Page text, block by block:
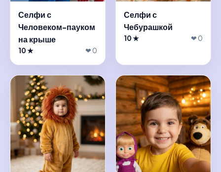
Селфи с
Человеком-пауком
на крыше
10 ★ ❤ 0
Селфи с
Чебурашкой
10 ★ ❤ 0